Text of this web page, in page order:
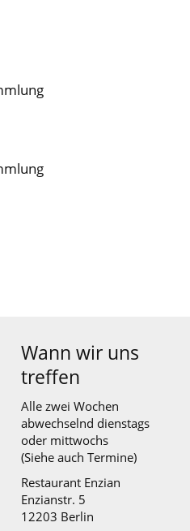
Wann wir uns
treffen
Alle zwei Wochen
abwechselnd dienstags
oder mittwochs
(Siehe auch Termine)
Restaurant Enzian
Enzianstr. 5
12203 Berlin